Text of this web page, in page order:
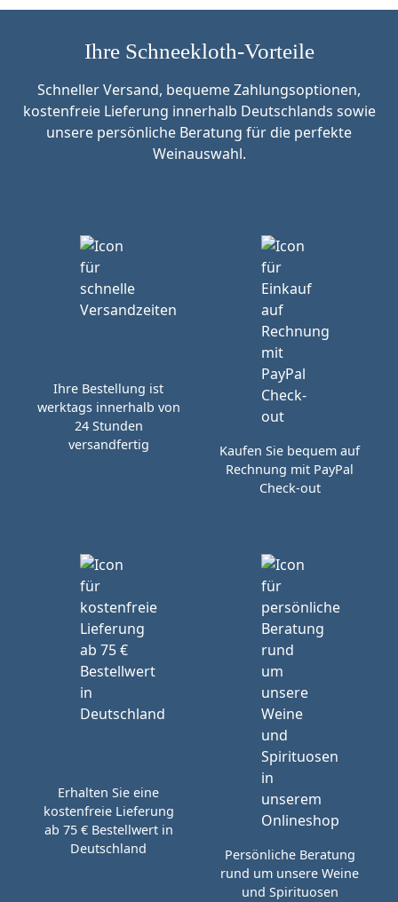
Ihre Schneekloth-Vorteile
Schneller Versand, bequeme Zahlungsoptionen,
kostenfreie Lieferung innerhalb Deutschlands sowie
unsere persönliche Beratung für die perfekte
Weinauswahl.
Ihre Bestellung ist
werktags innerhalb von
24 Stunden
versandfertig
Kaufen Sie bequem auf
Rechnung mit PayPal
Check-out
Erhalten Sie eine
kostenfreie Lieferung
ab 75 € Bestellwert in
Deutschland
Persönliche Beratung
rund um unsere Weine
und Spirituosen